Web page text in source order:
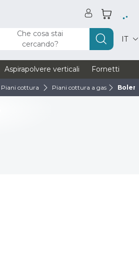
Che cosa stai
cercando?
IT
Aspirapolvere verticali Fornetti
Piani cottura Piani cottura a gas